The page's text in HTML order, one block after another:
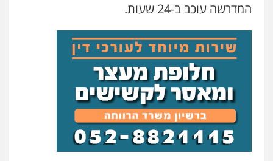
המדרשה עוכב ב-24 שעות.